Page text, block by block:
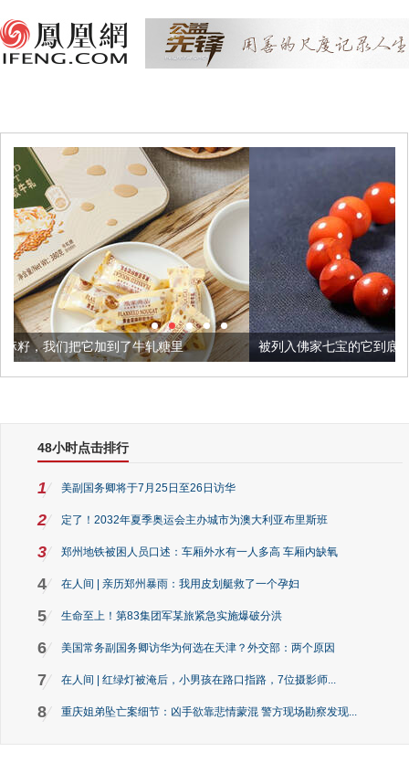
牛轧糖里 被列入佛家七宝的它到底有多美？
48小时点击排行
1 美副国务卿将于7月25日至26日访华
2 定了！2032年夏季奥运会主办城市为澳大利亚布里斯班
3 郑州地铁被困人员口述：车厢外水有一人多高 车厢内缺氧
4 在人间 | 亲历郑州暴雨：我用皮划艇救了一个孕妇
5 生命至上！第83集团军某旅紧急实施爆破分洪
6 美国常务副国务卿访华为何选在天津？外交部：两个原因
7 在人间 | 红绿灯被淹后，小男孩在路口指路，7位摄影师...
8 重庆姐弟坠亡案细节：凶手欲靠悲情蒙混 警方现场勘察发现...